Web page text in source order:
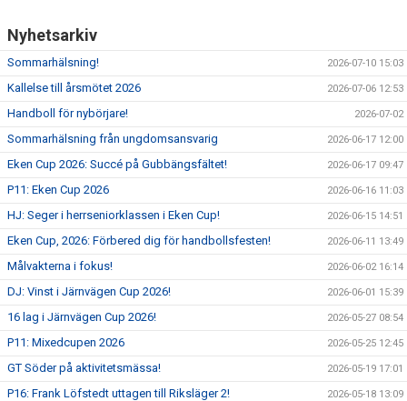
Nyhetsarkiv
Sommarhälsning! 2026-07-10 15:03
Kallelse till årsmötet 2026 2026-07-06 12:53
Handboll för nybörjare! 2026-07-02
Sommarhälsning från ungdomsansvarig 2026-06-17 12:00
Eken Cup 2026: Succé på Gubbängsfältet! 2026-06-17 09:47
P11: Eken Cup 2026 2026-06-16 11:03
HJ: Seger i herrseniorklassen i Eken Cup! 2026-06-15 14:51
Eken Cup, 2026: Förbered dig för handbollsfesten! 2026-06-11 13:49
Målvakterna i fokus! 2026-06-02 16:14
DJ: Vinst i Järnvägen Cup 2026! 2026-06-01 15:39
16 lag i Järnvägen Cup 2026! 2026-05-27 08:54
P11: Mixedcupen 2026 2026-05-25 12:45
GT Söder på aktivitetsmässa! 2026-05-19 17:01
P16: Frank Löfstedt uttagen till Riksläger 2! 2026-05-18 13:09